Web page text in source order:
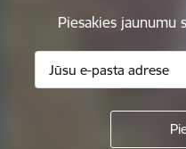
Piesakies jaunumu